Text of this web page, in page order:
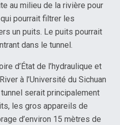
au milieu de la rivière pour
pourrait filtrer les
un puits. Le puits pourrait
dans le tunnel.
d’État de l’hydraulique et
à l’Université du Sichuan
serait principalement
les gros appareils de
d’environ 15 mètres de